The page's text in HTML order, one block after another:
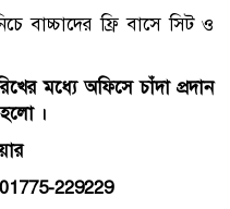
বাচ্চাদের ফ্রি বাসে সিট ও
মধ্যে অফিসে চাঁদা প্রদান
।
01775-229229